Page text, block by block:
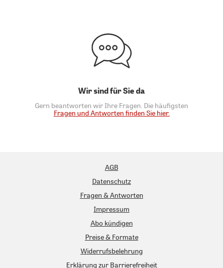
Wir sind für Sie da
Gern beantworten wir Ihre Fragen. Die häufigsten
Fragen und Antworten finden Sie hier.
AGB
Datenschutz
Fragen & Antworten
Impressum
Abo kündigen
Preise & Formate
Widerrufsbelehrung
Erklärung zur Barrierefreiheit